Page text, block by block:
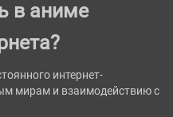
в аниме
интернет-
мирам и взаимодействию с